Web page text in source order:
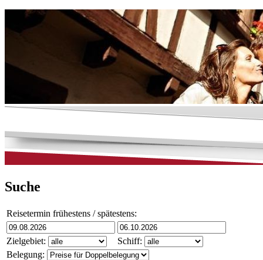
Suche
Reisetermin frühestens / spätestens:
Zielgebiet:
Schiff:
Belegung: